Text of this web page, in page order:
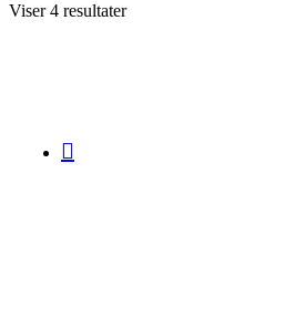
Viser 4 resultater